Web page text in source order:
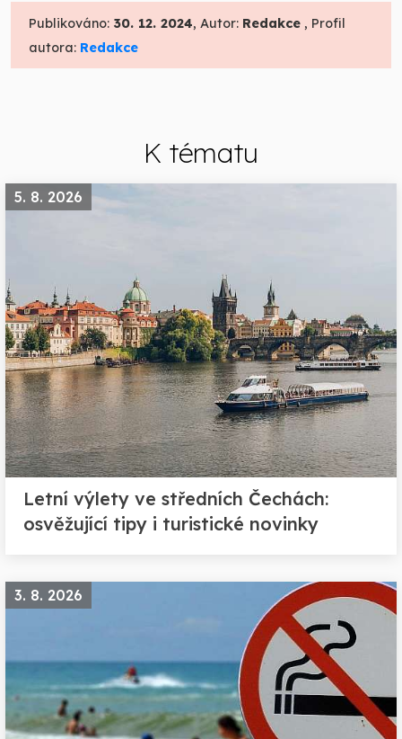
Publikováno: 30. 12. 2024, Autor: Redakce , Profil
autora: Redakce
K tématu
5. 8. 2026
Letní výlety ve středních Čechách:
osvěžující tipy i turistické novinky
3. 8. 2026